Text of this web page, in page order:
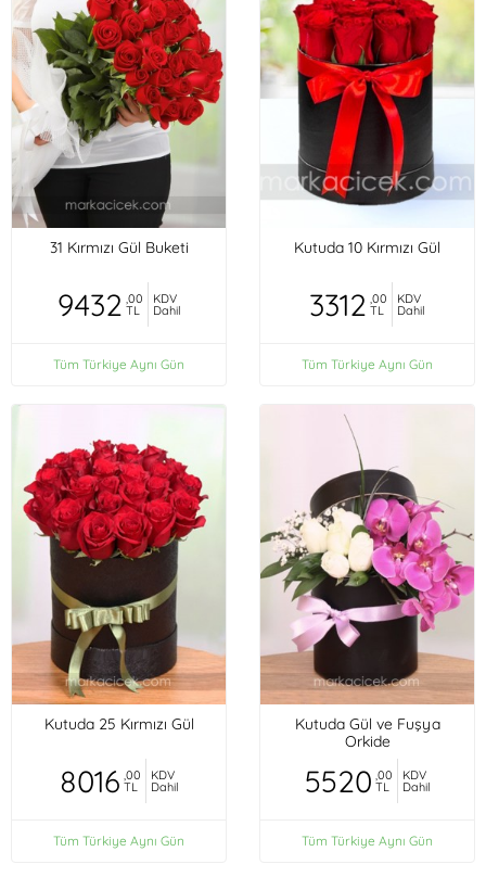
31 Kırmızı Gül Buketi
9432 ,00
TL
KDV
Dahil
Tüm Türkiye Aynı Gün
Kutuda 10 Kırmızı Gül
3312 ,00
TL
KDV
Dahil
Tüm Türkiye Aynı Gün
Kutuda 25 Kırmızı Gül
8016 ,00
TL
KDV
Dahil
Tüm Türkiye Aynı Gün
Kutuda Gül ve Fuşya
Orkide
5520 ,00
TL
KDV
Dahil
Tüm Türkiye Aynı Gün